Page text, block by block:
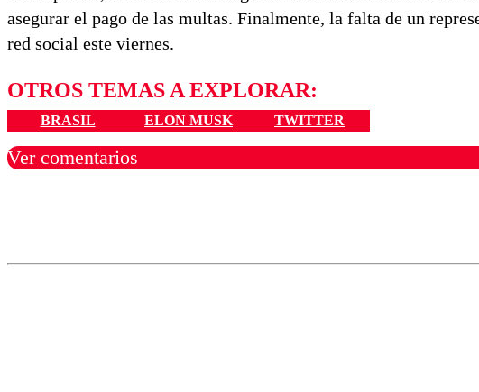
asegurar el pago de las multas. Finalmente, la falta de un
red social este viernes.
OTROS TEMAS A EXPLORAR:
BRASIL ELON MUSK TWITTER
Ver comentarios